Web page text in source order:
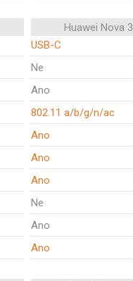
Huawei Nova 3
USB-C
Ne
Ano
802.11 a/b/g/n/ac
Ano
Ano
Ano
Ne
Ano
Ano